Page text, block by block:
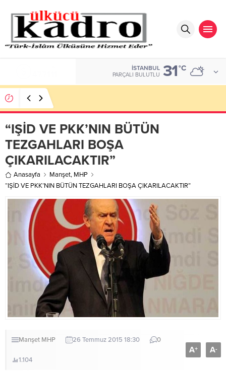
İSTANBUL
PARÇALI BULUTLU 31°C
“IŞİD VE PKK’NIN BÜTÜN
TEZGAHLARI BOŞA
ÇIKARILACAKTIR”
Anasayfa Manşet, MHP
“IŞİD VE PKK’NIN BÜTÜN TEZGAHLARI BOŞA ÇIKARILACAKTIR”
Manşet MHP 26 Temmuz 2015 18:30 0
1.104
A+ A-